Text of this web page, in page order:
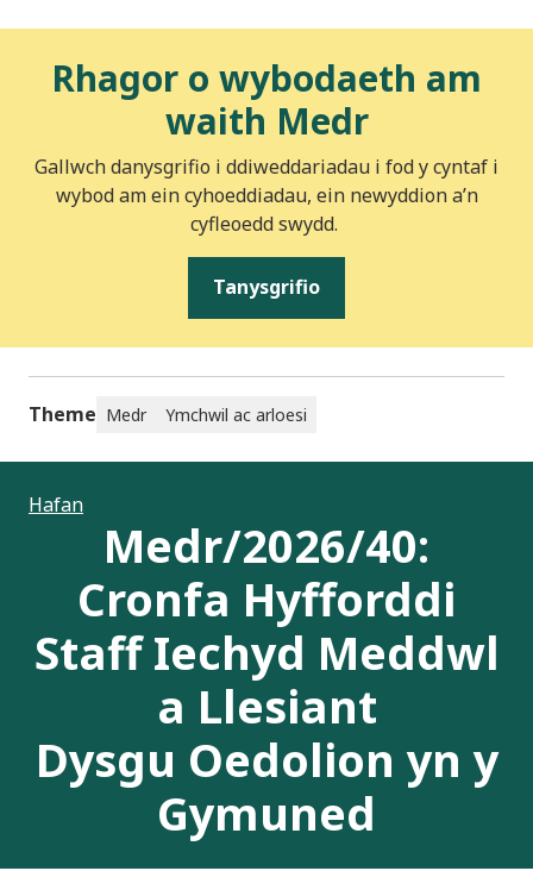
Rhagor o wybodaeth am
waith Medr
Gallwch danysgrifio i ddiweddariadau i fod y cyntaf i
wybod am ein cyhoeddiadau, ein newyddion a’n
cyfleoedd swydd.
Tanysgrifio
Theme Medr Ymchwil ac arloesi
Hafan
Medr/2026/40:
Cronfa Hyfforddi
Staff Iechyd Meddwl
a Llesiant
Dysgu Oedolion yn y
Gymuned